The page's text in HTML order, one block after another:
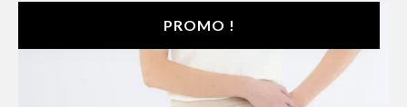
PROMO !